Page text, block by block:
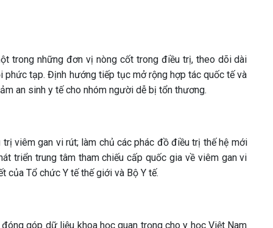
trong những đơn vị nòng cốt trong điều trị, theo dõi dài
tạp. Định hướng tiếp tục mở rộng hợp tác quốc tế và
an sinh y tế cho nhóm người dễ bị tổn thương.
viêm gan vi rút; làm chủ các phác đồ điều trị thế hệ mới
triển trung tâm tham chiếu cấp quốc gia về viêm gan vi
của Tổ chức Y tế thế giới và Bộ Y tế.
góp dữ liệu khoa học quan trọng cho y học Việt Nam